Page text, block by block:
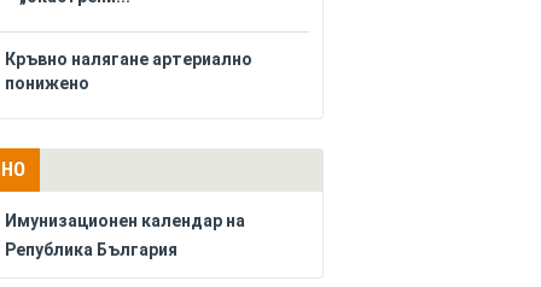
Кръвно налягане артериално
понижено
Имунизационен календар на
Република България